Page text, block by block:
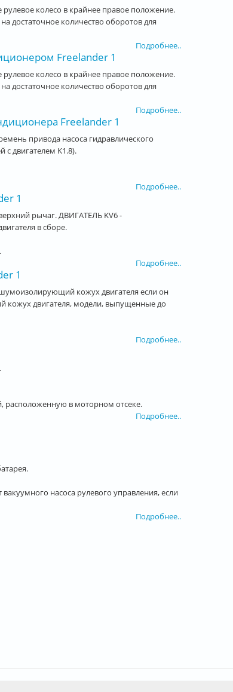
колесо в крайнее правое положение.
достаточное количество оборотов для
Подробнее..
Freelander 1
колесо в крайнее правое положение.
достаточное количество оборотов для
Подробнее..
Freelander 1
привода насоса гидравлического
двигателем K1.8).
Подробнее..
1
рычаг. ДВИГАТЕЛЬ KV6 -
в сборе.
Подробнее..
1
кожух двигателя если он
кожух двигателя, модели, выпущенные до
Подробнее..
расположенную в моторном отсеке.
Подробнее..
насоса рулевого управления, если
Подробнее..